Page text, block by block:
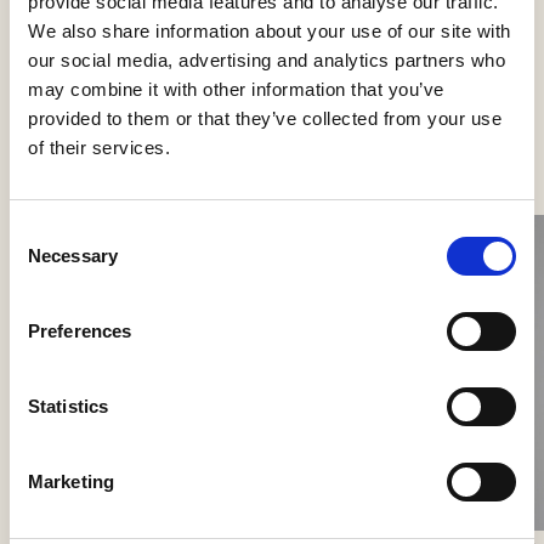
We also share information about your use of our site with
our social media, advertising and analytics partners who
may combine it with other information that you’ve
provided to them or that they’ve collected from your use
of their services.
Selection
Necessary
Preferences
Statistics
Marketing
Se flere produkter
Giopato & Coombes